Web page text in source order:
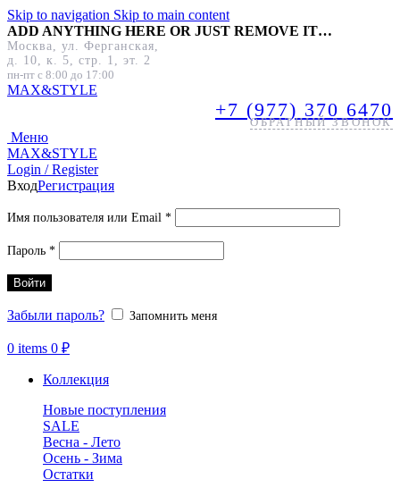
Skip to navigation Skip to main content
ADD ANYTHING HERE OR JUST REMOVE IT…
Москва, ул. Ферганская,
д. 10, к. 5, стр. 1, эт. 2
пн-пт с 8:00 до 17:00
MAX&STYLE
+7 (977) 370 6470
ОБРАТНЫЙ ЗВОНОК
Меню
MAX&STYLE
Login / Register
ВходРегистрация
Имя пользователя или Email *Обязательно
Пароль *Обязательно
Войти
Забыли пароль? Запомнить меня
0 items 0 ₽
Коллекция
Новые поступления
SALE
Весна - Лето
Осень - Зима
Остатки